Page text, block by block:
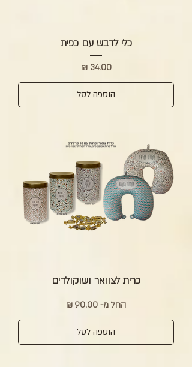
כלי לדבש עם כפית
מחיר‏34.00 ‏₪
הוספה לסל
כרית לצוואר ושוקולדים
החל מ-
מחיר מבצע
הוספה לסל